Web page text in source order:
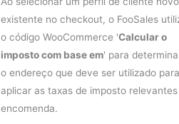
existente no checkout, o FooSales
o código WooCommerce 'Calcular o
imposto com base em' para
o endereço que deve ser utilizado para
aplicar as taxas de imposto
encomenda.